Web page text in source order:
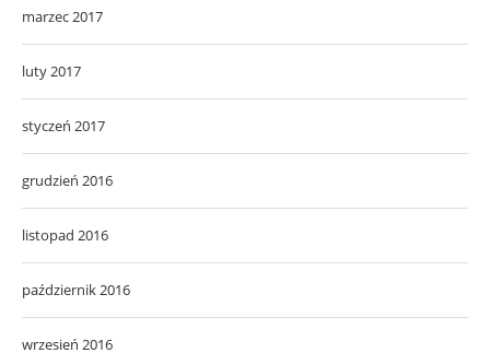
marzec 2017
luty 2017
styczeń 2017
grudzień 2016
listopad 2016
październik 2016
wrzesień 2016